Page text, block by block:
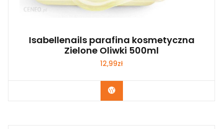
Isabellenails parafina kosmetyczna
Zielone Oliwki 500ml
12,99zł
Zobacz